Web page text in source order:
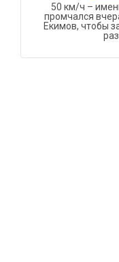
50 км/ч –
промчался
Екимов, чтобы